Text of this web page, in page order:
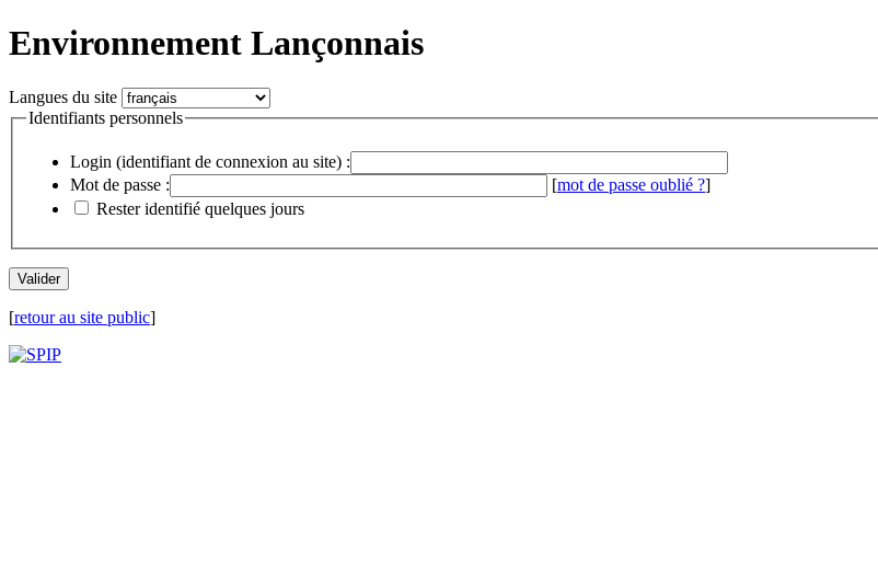
Environnement Lançonnais
Langues du site
Identifiants personnels
Login (identifiant de connexion au site) :
Mot de passe :
[mot de passe oublié ?]
Rester identifié quelques jours
[retour au site public]